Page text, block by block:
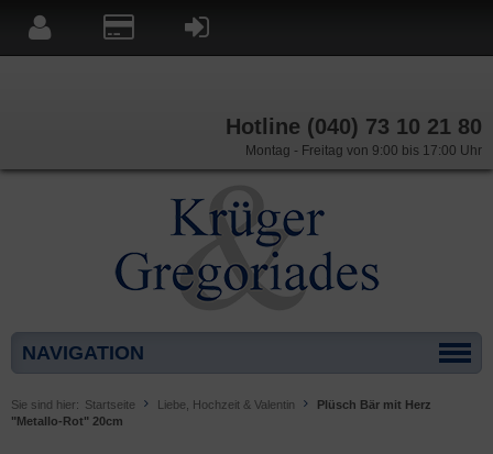
Hotline (040) 73 10 21 80
Montag - Freitag von 9:00 bis 17:00 Uhr
NAVIGATION
Sie sind hier: Startseite Liebe, Hochzeit & Valentin
Plüsch Bär mit Herz
"Metallo-Rot" 20cm